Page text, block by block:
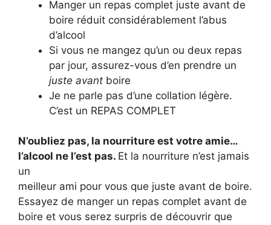
Manger un repas complet juste avant de
boire réduit considérablement l’abus
d’alcool
Si vous ne mangez qu’un ou deux repas
par jour, assurez-vous d’en prendre un
juste avant boire
Je ne parle pas d’une collation légère.
C’est un REPAS COMPLET
N’oubliez pas, la nourriture est votre amie…
l’alcool ne l’est pas. Et la nourriture n’est jamais
un
meilleur ami pour vous que juste avant de boire.
Essayez de manger un repas complet avant de
boire et vous serez surpris de découvrir que